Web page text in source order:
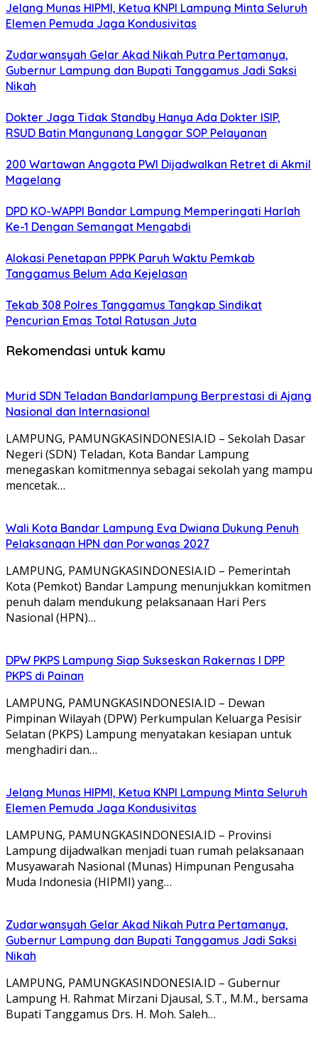
Jelang Munas HIPMI, Ketua KNPI Lampung Minta Seluruh
Elemen Pemuda Jaga Kondusivitas
Zudarwansyah Gelar Akad Nikah Putra Pertamanya,
Gubernur Lampung dan Bupati Tanggamus Jadi Saksi
Nikah
Dokter Jaga Tidak Standby Hanya Ada Dokter ISIP,
RSUD Batin Mangunang Langgar SOP Pelayanan
200 Wartawan Anggota PWI Dijadwalkan Retret di Akmil
Magelang
DPD KO-WAPPI Bandar Lampung Memperingati Harlah
Ke-1 Dengan Semangat Mengabdi
Alokasi Penetapan PPPK Paruh Waktu Pemkab
Tanggamus Belum Ada Kejelasan
Tekab 308 Polres Tanggamus Tangkap Sindikat
Pencurian Emas Total Ratusan Juta
Rekomendasi untuk kamu
Murid SDN Teladan Bandarlampung Berprestasi di Ajang
Nasional dan Internasional
LAMPUNG, PAMUNGKASINDONESIA.ID – Sekolah Dasar
Negeri (SDN) Teladan, Kota Bandar Lampung
menegaskan komitmennya sebagai sekolah yang mampu
mencetak…
Wali Kota Bandar Lampung Eva Dwiana Dukung Penuh
Pelaksanaan HPN dan Porwanas 2027
LAMPUNG, PAMUNGKASINDONESIA.ID – Pemerintah
Kota (Pemkot) Bandar Lampung menunjukkan komitmen
penuh dalam mendukung pelaksanaan Hari Pers
Nasional (HPN)…
DPW PKPS Lampung Siap Sukseskan Rakernas I DPP
PKPS di Painan
LAMPUNG, PAMUNGKASINDONESIA.ID – Dewan
Pimpinan Wilayah (DPW) Perkumpulan Keluarga Pesisir
Selatan (PKPS) Lampung menyatakan kesiapan untuk
menghadiri dan…
Jelang Munas HIPMI, Ketua KNPI Lampung Minta Seluruh
Elemen Pemuda Jaga Kondusivitas
LAMPUNG, PAMUNGKASINDONESIA.ID – Provinsi
Lampung dijadwalkan menjadi tuan rumah pelaksanaan
Musyawarah Nasional (Munas) Himpunan Pengusaha
Muda Indonesia (HIPMI) yang…
Zudarwansyah Gelar Akad Nikah Putra Pertamanya,
Gubernur Lampung dan Bupati Tanggamus Jadi Saksi
Nikah
LAMPUNG, PAMUNGKASINDONESIA.ID – Gubernur
Lampung H. Rahmat Mirzani Djausal, S.T., M.M., bersama
Bupati Tanggamus Drs. H. Moh. Saleh…